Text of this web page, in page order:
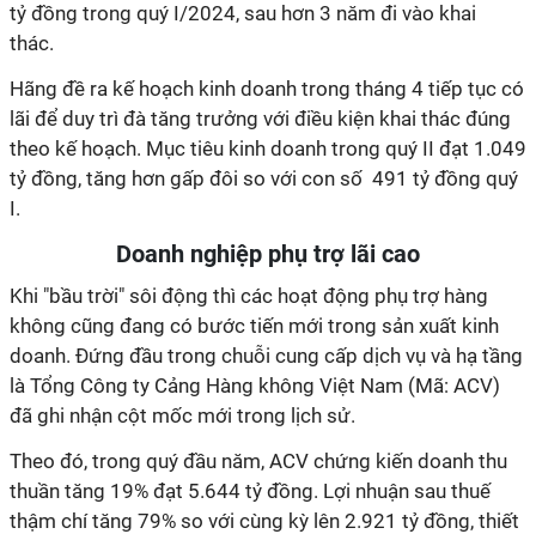
tỷ đồng trong quý I/2024, sau hơn 3 năm đi vào khai
thác.
Hãng đề ra kế hoạch kinh doanh trong tháng 4 tiếp tục có
lãi để duy trì đà tăng trưởng với điều kiện khai thác đúng
theo kế hoạch. Mục tiêu kinh doanh trong quý II đạt 1.049
tỷ đồng, tăng hơn gấp đôi so với con số 491 tỷ đồng quý
I.
Doanh nghiệp phụ trợ lãi cao
Khi "bầu trời" sôi động thì các hoạt động phụ trợ hàng
không cũng đang có bước tiến mới trong sản xuất kinh
doanh. Đứng đầu trong chuỗi cung cấp dịch vụ và hạ tầng
là Tổng Công ty Cảng Hàng không Việt Nam (Mã: ACV)
đã ghi nhận cột mốc mới trong lịch sử.
Theo đó, trong quý đầu năm, ACV chứng kiến doanh thu
thuần tăng 19% đạt 5.644 tỷ đồng. Lợi nhuận sau thuế
thậm chí tăng 79% so với cùng kỳ lên 2.921 tỷ đồng, thiết